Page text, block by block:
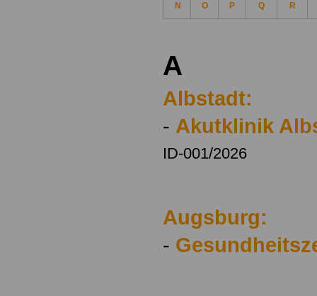
N O P Q R
A
Albstadt:
- Akutklinik
ID-001/2026
Augsburg:
-